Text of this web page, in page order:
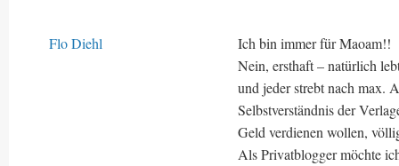
Flo Diehl
Ich bin immer für Maoam!!
Nein, ersthaft – natürlich
und jeder strebt nach max.
Selbstverständnis der
Geld verdienen wollen,
Als Privatblogger möchte